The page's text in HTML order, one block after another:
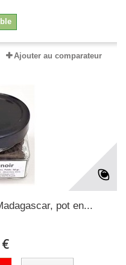
Ajouter au comparateur
pot en...